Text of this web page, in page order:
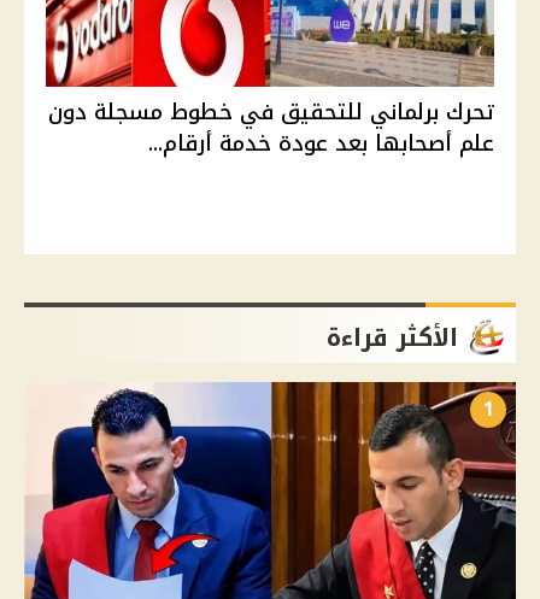
تحرك برلماني للتحقيق في خطوط مسجلة دون
علم أصحابها بعد عودة خدمة أرقام...
الأكثر قراءة
1